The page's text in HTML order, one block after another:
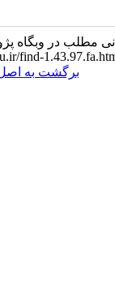
مطلب در وبگاه
find-
برگشت به